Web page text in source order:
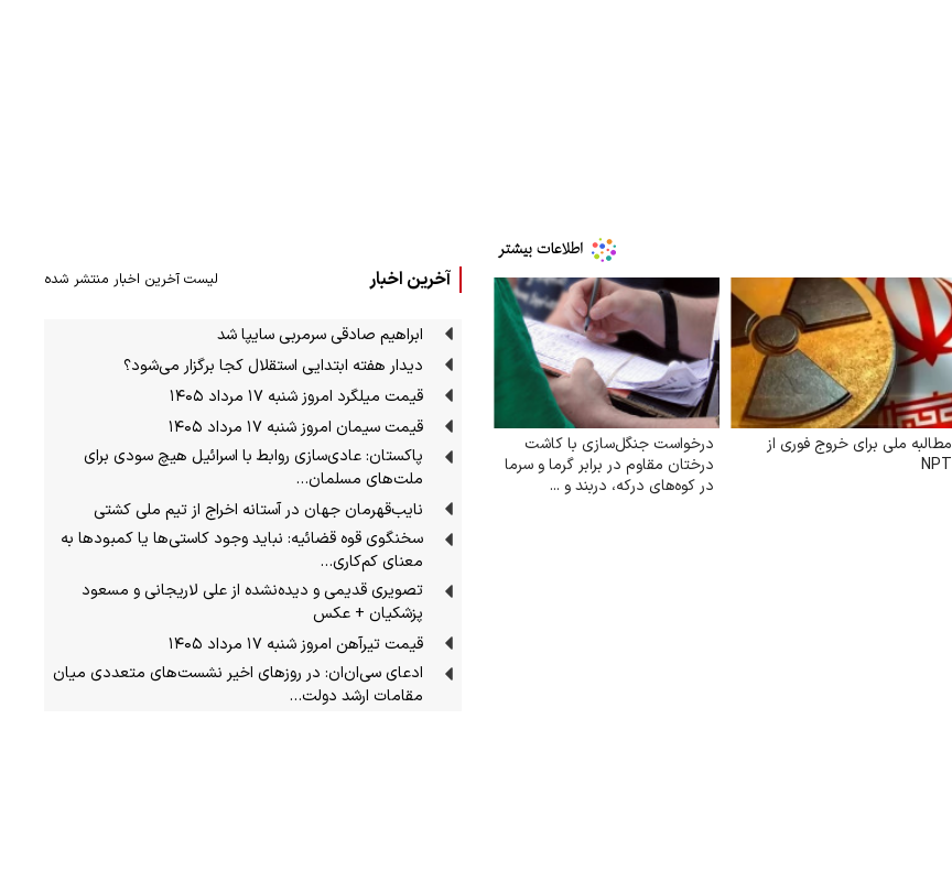
مطالبه ملی برای خروج فوری از
NPT
درخواست جنگل‌سازی با کاشت
درختان مقاوم در برابر گرما و سرما
در کوه‌های درکه، دربند و ...
آخرین اخبار لیست آخرین اخبار منتشر شده
ابراهیم صادقی سرمربی سایپا شد
دیدار هفته ابتدایی استقلال کجا برگزار می‌شود؟
قیمت میلگرد امروز شنبه ۱۷ مرداد ۱۴۰۵
قیمت سیمان امروز شنبه ۱۷ مرداد ۱۴۰۵
پاکستان: عادی‌سازی روابط با اسرائیل هیچ سودی برای
ملت‌های مسلمان…
نایب‌قهرمان جهان در آستانه اخراج از تیم ملی کشتی
سخنگوی قوه قضائیه: نباید وجود کاستی‌ها یا کمبودها به
معنای کم‌کاری…
تصویری قدیمی و دیده‌نشده از علی لاریجانی و مسعود
پزشکیان + عکس
قیمت تیرآهن امروز شنبه ۱۷ مرداد ۱۴۰۵
ادعای سی‌ان‌ان: در روزهای اخیر نشست‌های متعددی میان
مقامات ارشد دولت…